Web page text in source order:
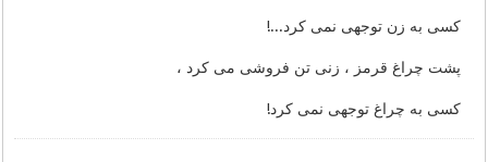
کسی به زن توجهی نمی کرد...!
پشت چراغ قرمز ، زنی تن فروشی می کرد ،
کسی به چراغ توجهی نمی کرد!